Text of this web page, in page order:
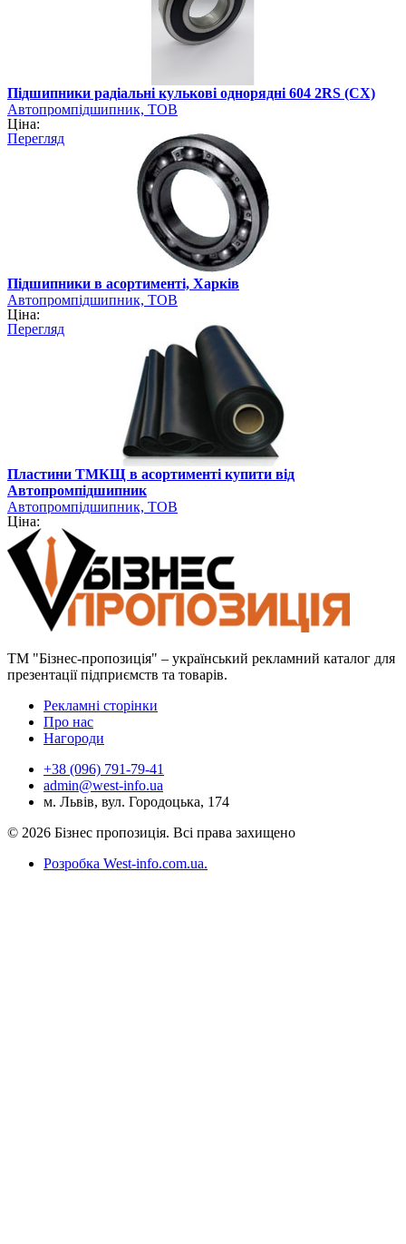
Підшипники радіальні кулькові однорядні 604 2RS (CX)
Автопромпідшипник, ТОВ
Ціна:
Перегляд
Підшипники в асортименті, Харків
Автопромпідшипник, ТОВ
Ціна:
Перегляд
Пластини ТМКЩ в асортименті купити від
Автопромпідшипник
Автопромпідшипник, ТОВ
Ціна:
ТМ "Бізнес-пропозиція" – український рекламний каталог для
презентації підприємств та товарів.
Рекламні сторінки
Про нас
Нагороди
+38 (096) 791-79-41
admin@west-info.ua
м. Львів, вул. Городоцька, 174
© 2026 Бізнес пропозиція. Всі права захищено
Розробка West-info.com.ua.